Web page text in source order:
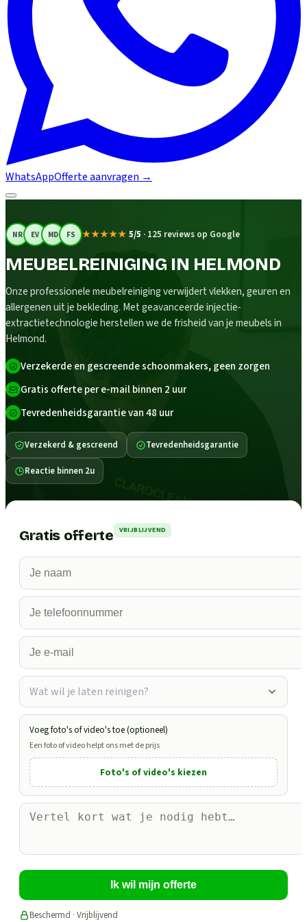
WhatsAppOfferte aanvragen →
NR EV MD FS ★★★★★ 5/5 · 125 reviews op Google
MEUBELREINIGING IN HELMOND
Onze professionele meubelreiniging verwijdert vlekken, geuren en
allergenen uit je bekleding. Met geavanceerde injectie-
extractietechnologie herstellen we de frisheid van je meubels in
Helmond.
Verzekerde en gescreende schoonmakers, geen zorgen
Gratis offerte per e-mail binnen 2 uur
Tevredenheidsgarantie van 48 uur
Verzekerd & gescreend Tevredenheidsgarantie
Reactie binnen 2u
Gratis offerte VRIJBLIJVEND
Wat wil je laten reinigen?
Voeg foto's of video's toe (optioneel)
Een foto of video helpt ons met de prijs
Foto's of video's kiezen
Ik wil mijn offerte
Beschermd · Vrijblijvend